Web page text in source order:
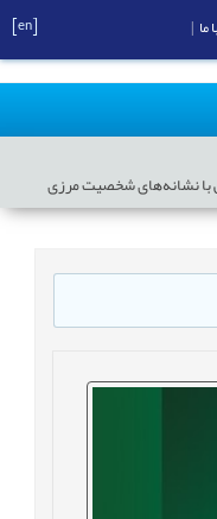
با نشانه‌های شخصیت مرزی